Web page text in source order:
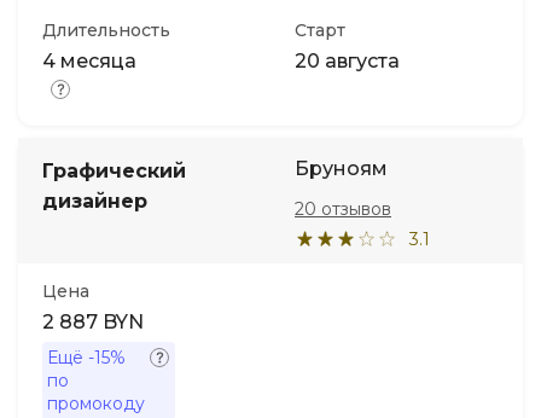
Длительность
4 месяца
Старт
20 августа
Графический
дизайнер
Бруноям
3.1
20 отзывов
Цена
2 887 BYN
Ещё -15%
по
промокоду